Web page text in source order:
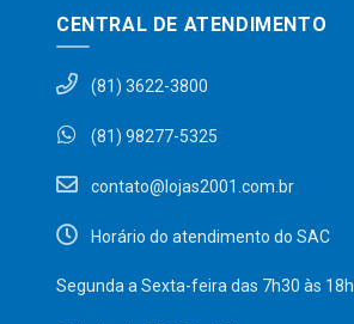
CENTRAL DE ATENDIMENTO
(81) 3622-3800
(81) 98277-5325
contato@lojas2001.com.br
Horário do atendimento do SAC
Segunda a Sexta-feira das 7h30 às 18h